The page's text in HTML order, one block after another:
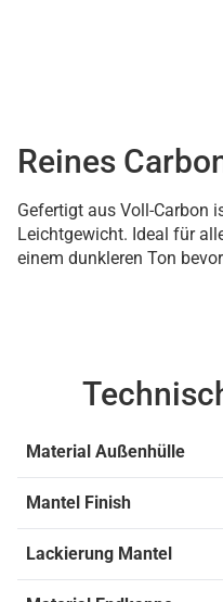
Reines
Gefertigt aus Voll-Carbon
Leichtgewicht. Ideal für
einem dunkleren Ton
Material Außenhülle
Mantel Finish
Lackierung Mantel